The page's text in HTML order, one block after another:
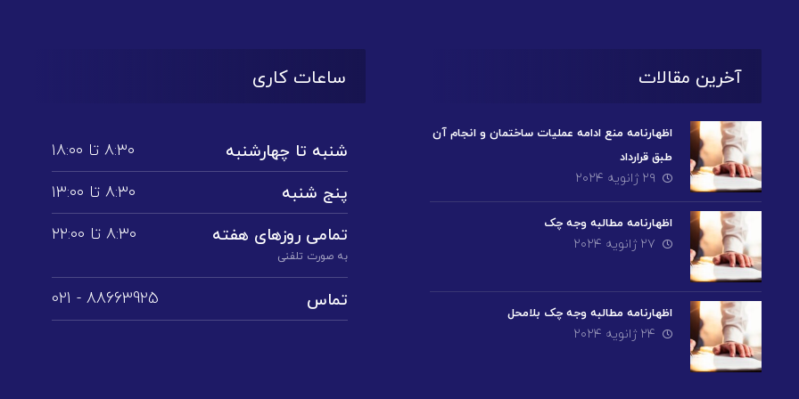
آخرین مقالات
اظهارنامه منع ادامه عملیات ساختمان و انجام آن
طبق قرارداد
۲۹ ژانویه ۲۰۲۴
اظهارنامه مطالبه وجه چک
۲۷ ژانویه ۲۰۲۴
اظهارنامه مطالبه وجه چک بلامحل
۲۴ ژانویه ۲۰۲۴
ساعات کاری
شنبه تا چهارشنبه
۸:۳۰ تا ۱۸:۰۰
پنج شنبه
۸:۳۰ تا ۱3:۰۰
تمامی روز‌های هفته
به صورت تلفنی
۸:۳۰ تا ۲۲:۰۰
تماس 88663925 - 021